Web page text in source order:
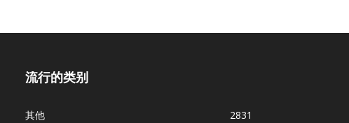
流行的类别
其他
2831